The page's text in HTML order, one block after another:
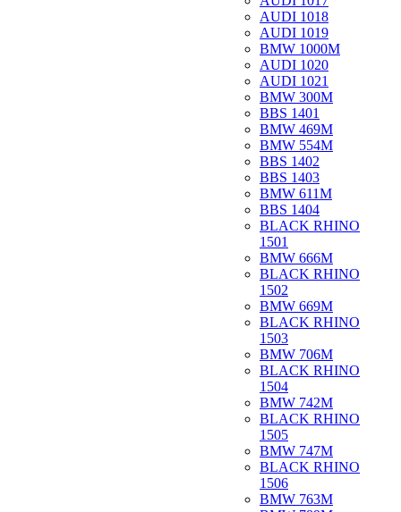
AUDI 1018
AUDI 1019
BMW 1000M
AUDI 1020
AUDI 1021
BMW 300M
BBS 1401
BMW 469M
BMW 554M
BBS 1402
BBS 1403
BMW 611M
BBS 1404
BLACK RHINO
1501
BMW 666M
BLACK RHINO
1502
BMW 669M
BLACK RHINO
1503
BMW 706M
BLACK RHINO
1504
BMW 742M
BLACK RHINO
1505
BMW 747M
BLACK RHINO
1506
BMW 763M